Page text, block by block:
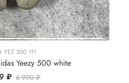
YEZ 500 111
Yeezy 500 white
₽ 6 990 ₽